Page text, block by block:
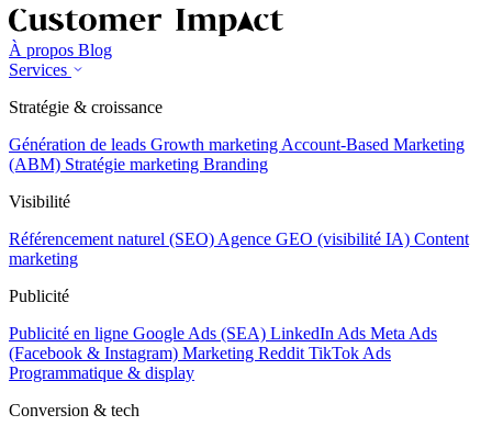
À propos Blog
Services
Stratégie & croissance
Génération de leads Growth marketing Account-Based Marketing
(ABM) Stratégie marketing Branding
Visibilité
Référencement naturel (SEO) Agence GEO (visibilité IA) Content
marketing
Publicité
Publicité en ligne Google Ads (SEA) LinkedIn Ads Meta Ads
(Facebook & Instagram) Marketing Reddit TikTok Ads
Programmatique & display
Conversion & tech